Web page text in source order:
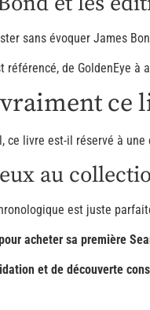
sans évoquer James
de GoldenEye à
ce
ce livre est-il réservé à
au
est juste
acheter sa première
et de découverte